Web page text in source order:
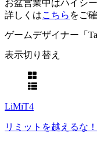
お盆営業中はハイシ
詳しくはこちら をご
ゲームデザイナー「
表示切り替え
LiMiT4
リミットを越えるな！